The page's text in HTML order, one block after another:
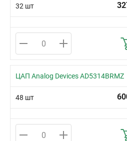
32 шт
ЦАП Analog Devices AD5314BRMZ
48 шт